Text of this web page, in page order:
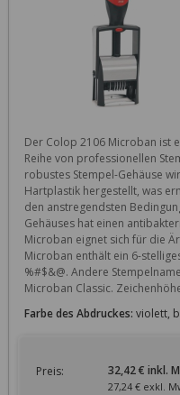
Der Colop 2106 Microban ist
Reihe von professionellen
robustes Stempel-Gehäuse
Hartplastik hergestellt, was
den anstregendsten
Gehäuses hat einen
Microban eignet sich für die
Microban enthält ein 6-
%#$&@. Andere
Microban Classic.
Farbe des Abdruckes: violett,
Preis: 32,42 € inkl.
27,24 € exkl.